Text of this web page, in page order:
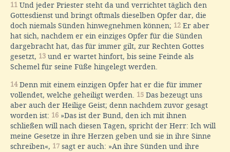
11 Und jeder Priester steht da und verrichtet täglich den
Gottesdienst und bringt oftmals dieselben Opfer dar, die
doch niemals Sünden hinwegnehmen können; 12 Er aber
hat sich, nachdem er ein einziges Opfer für die Sünden
dargebracht hat, das für immer gilt, zur Rechten Gottes
gesetzt, 13 und er wartet hinfort, bis seine Feinde als
Schemel für seine Füße hingelegt werden.
14Denn mit einem einzigen Opfer hat er die für immer
vollendet, welche geheiligt werden. 15 Das bezeugt uns
aber auch der Heilige Geist; denn nachdem zuvor gesagt
worden ist: 16 »Das ist der Bund, den ich mit ihnen
schließen will nach diesen Tagen, spricht der Herr: Ich will
meine Gesetze in ihre Herzen geben und sie in ihre Sinne
schreiben«, 17 sagt er auch: »An ihre Sünden und ihre